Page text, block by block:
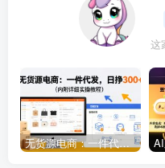
这
无货源电商：一件代发，日挣300+（内附详细实操教程）